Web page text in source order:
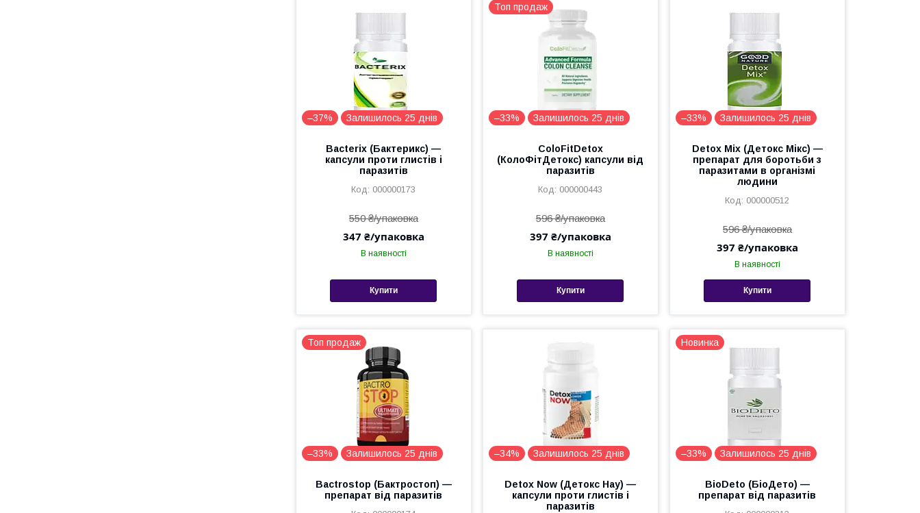
–37% Залишилось 25 днів
Bacterix (Бактерикс) —
капсули проти глистів і
паразитів
000000173
550 ₴/упаковка
347 ₴/упаковка
В наявності
Купити
Топ продаж
–33% Залишилось 25 днів
ColoFitDetox
(КолоФітДетокс) капсули від
паразитів
000000443
596 ₴/упаковка
397 ₴/упаковка
В наявності
Купити
–33% Залишилось 25 днів
Detox Mix (Детокс Мікс) —
препарат для боротьби з
паразитами в організмі
людини
000000512
596 ₴/упаковка
397 ₴/упаковка
В наявності
Купити
Топ продаж
–33% Залишилось 25 днів
Bactrostop (Бактростоп) —
препарат від паразитів
–34% Залишилось 25 днів
Detox Now (Детокс Нау) —
капсули проти глистів і
паразитів
Новинка
–33% Залишилось 25 днів
BioDeto (БіоДето) —
препарат від паразитів